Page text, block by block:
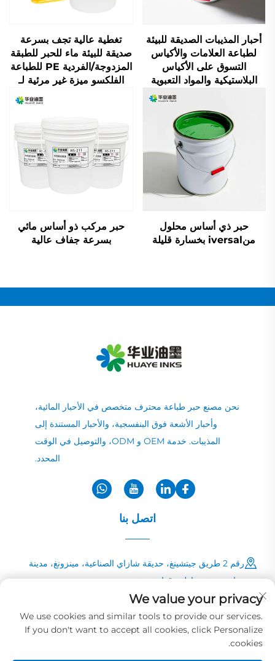
تغطية عالية تجف بسرعة
صديقة للبيئة ماء للحبر للطبقة
المزدوجة/الفردية PE للطباعة
الفلكسو ميزة غير مرئية لـ
أحبار المذيبات الصديقة للبيئة
لطباعة العلامات والأكياس
التسوق على الأكياس
البلاستيكية والمواد التعبوية
حبر مركب ذو أساس مائي
بسرعة جفاف عالية
حبر ذي أساس محلول
منiversal بخسارة قليلة
نحن مصنع حبر طباعة محترف متخصص في الأحبار المائية،
وأحبار الأشعة فوق البنفسجية، والأحبار المستندة إلى
المذيبات. خدمة OEM و ODM، والتوصيل في الوقت
المحدد.
اتصل بنا
رقم 2 طريق جيتشينغ، حديقة شازاي الصناعية، مينزونغ، مدينة
زهاوتشونغ، مقاطعة قوانغدونغ
[email protected]
We value your privacy
We use cookies and similar tools to provide our services.
If you don't want to accept all cookies, click Personalize
cookies.